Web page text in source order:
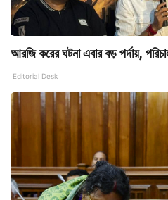
আরজি করের ঘটনা এবার বড় পর্দায়,
Editorial Desk